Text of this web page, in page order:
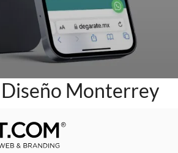
Monterrey